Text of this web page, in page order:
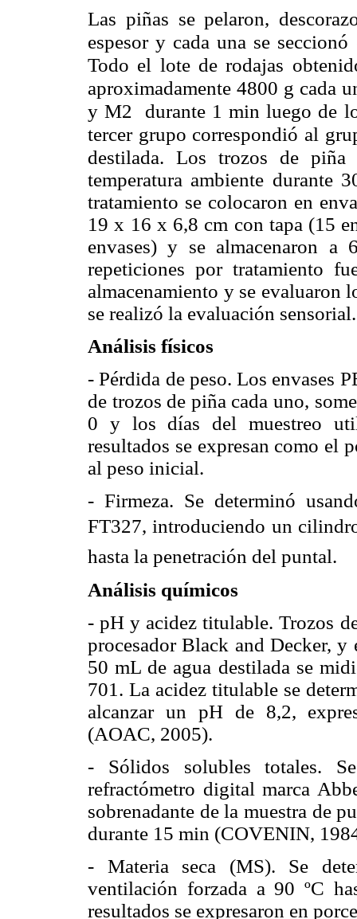
Las piñas se pelaron,
espesor y cada una se
Todo el lote de rodajas
aproximadamente 4800 g cada
y M2 durante 1 min luego de
tercer grupo correspondió al
destilada. Los trozos de
temperatura ambiente durante
tratamiento se colocaron en
19 x 16 x 6,8 cm con tapa (15
envases) y se almacenaron
repeticiones por tratamiento
almacenamiento y se evaluaron
se realizó la evaluación sensorial.
Análisis físicos
- Pérdida de peso. Los envases
de trozos de piña cada uno,
0 y los días del muestreo
resultados se expresan como el
al peso inicial.
- Firmeza. Se determinó
FT327, introduciendo un
hasta la penetración del puntal.
Análisis químicos
- pH y acidez titulable. Trozos
procesador Black and Decker,
50 mL de agua destilada se
701. La acidez titulable se
alcanzar un pH de 8,2,
(AOAC, 2005).
-
Sólidos solubles totales.
refractómetro digital marca
sobrenadante de la muestra de
durante 15 min (COVENIN,
-
Materia seca (MS). Se
ventilación forzada a 90 ºC
resultados se expresaron en